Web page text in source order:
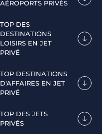
AÉROPORTS PRIVÉS
TOP DES
DESTINATIONS
LOISIRS EN JET
PRIVÉ
TOP DESTINATIONS
D'AFFAIRES EN JET
PRIVÉ
TOP DES JETS
PRIVÉS